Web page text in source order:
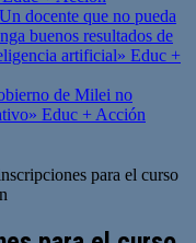
docente que no pueda
buenos resultados de
artificial» Educ +
de Milei no
Educ + Acción
para el curso